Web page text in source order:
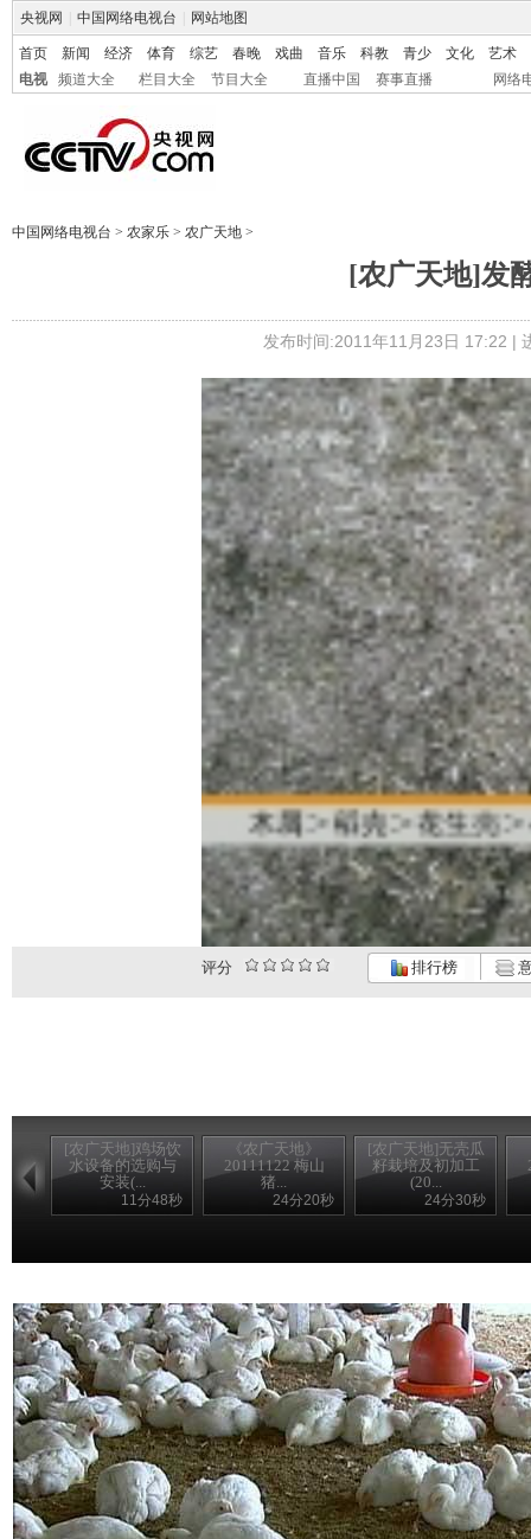
央视网 中国网络电视台 网站地图
首页 新闻 经济 体育 综艺 春晚 戏曲 音乐 科教 青少 文化
艺术
电视
频道大全 栏目大全 节目大全 直播中国 赛事直播 网络
中国网络电视台 > 农家乐 > 农广天地 >
[农广天地]发
发布时间:2011年11月23日 17:22 |
评分 排行榜
[农广天地]鸡场饮
水设备的选购与
安装(...
11分48秒
《农广天地》
20111122 梅山
猪...
24分20秒
[农广天地]无壳瓜
籽栽培及初加工
(20...
24分30秒